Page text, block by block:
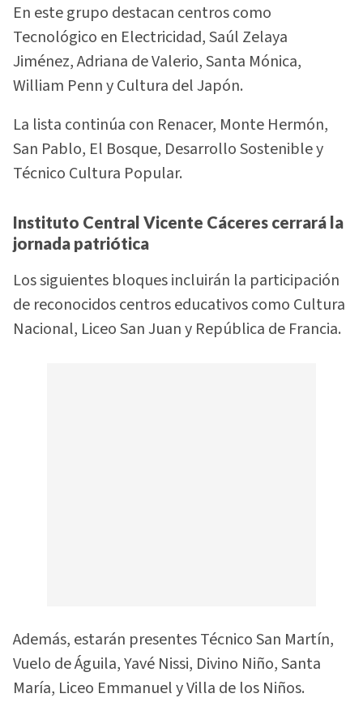
En este grupo destacan centros como
Tecnológico en Electricidad, Saúl Zelaya
Jiménez, Adriana de Valerio, Santa Mónica,
William Penn y Cultura del Japón.
La lista continúa con Renacer, Monte Hermón,
San Pablo, El Bosque, Desarrollo Sostenible y
Técnico Cultura Popular.
Instituto Central Vicente Cáceres cerrará la
jornada patriótica
Los siguientes bloques incluirán la participación
de reconocidos centros educativos como Cultura
Nacional, Liceo San Juan y República de Francia.
Además, estarán presentes Técnico San Martín,
Vuelo de Águila, Yavé Nissi, Divino Niño, Santa
María, Liceo Emmanuel y Villa de los Niños.